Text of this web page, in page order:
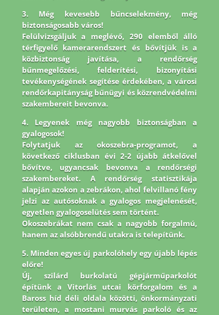
3. Még kevesebb bűncselekmény, még
biztonságosabb város!
Felülvizsgáljuk a meglévő, 290 elemből álló
térfigyelő kamerarendszert és bővítjük is a
közbiztonság javítása, a rendőrség
bűnmegelőzési, felderítési, bizonyítási
tevékenységének segítése érdekében, a városi
rendőrkapitányság bűnügyi és közrendvédelmi
szakembereit bevonva.
4. Legyenek még nagyobb biztonságban a
gyalogosok!
Folytatjuk az okoszebra-programot, a
következő ciklusban évi 2-2 újabb átkelővel
bővítve, ugyancsak bevonva a rendőrségi
szakembereket. A rendőrség statisztikája
alapján azokon a zebrákon, ahol felvillanó fény
jelzi az autósoknak a gyalogos megjelenését,
egyetlen gyalogoselütés sem történt.
Okoszebrákat nem csak a nagyobb forgalmú,
hanem az alsóbbrendű utakra is telepítünk.
5. Minden egyes új parkolóhely egy újabb lépés
előre!
Új, szilárd burkolatú gépjárműparkolót
építünk a Vitorlás utcai körforgalom és a
Baross híd déli oldala közötti, önkormányzati
területen, a mostani murvás parkoló és az